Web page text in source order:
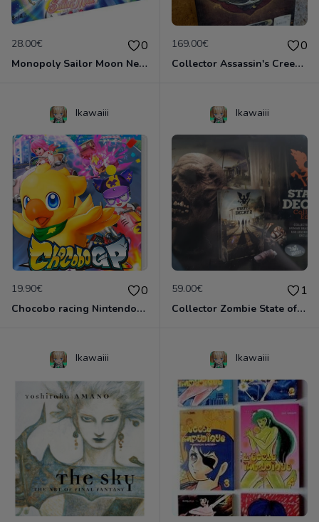
28.00€ 0
Monopoly Sailor Moon Neuf scellé
169.00€ 0
Collector Assassin's Creed 3 Neuf emballé!
Ikawaiii
19.90€ 0
Chocobo racing Nintendo Switch
Ikawaiii
59.00€ 1
Collector Zombie State of Decay 2 Neuf!
Ikawaiii Ikawaiii